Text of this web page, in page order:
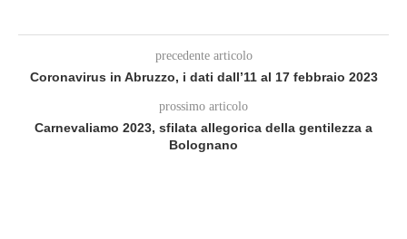
precedente articolo
Coronavirus in Abruzzo, i dati dall’11 al 17 febbraio 2023
prossimo articolo
Carnevaliamo 2023, sfilata allegorica della gentilezza a
Bolognano